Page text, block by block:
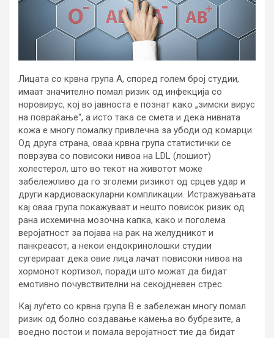
Лицата со крвна група A, според голем број студии,
имаат значително помал ризик од инфекција со
норовирус, кој во јавноста е познат како „зимски вирус
на повраќање“, а исто така се смета и дека нивната
кожа е многу помалку привлечна за убоди од комарци.
Од друга страна, оваа крвна група статистички се
поврзува со повисоки нивоа на LDL (лошиот)
холестерол, што во текот на животот може
забележливо да го зголеми ризикот од срцев удар и
други кардиоваскуларни компликации. Истражувањата
кај оваа група покажуваат и нешто повисок ризик од
рана исхемична мозочна капка, како и поголема
веројатност за појава на рак на желудникот и
панкреасот, а некои ендокринолошки студии
сугерираат дека овие лица лачат повисоки нивоа на
хормонот кортизол, поради што можат да бидат
емотивно почувствителни на секојдневен стрес.
Кај луѓето со крвна група B е забележан многу помал
ризик од болно создавање камења во бубрезите, а
воедно постои и помала веројатност тие да бидат